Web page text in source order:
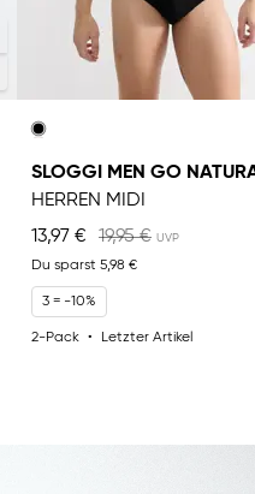
SLOGGI MEN GO
HERREN MIDI
13,97 €
19,95 €
Du sparst 5,98 €
3 = -10%
2-Pack Letzter Artikel